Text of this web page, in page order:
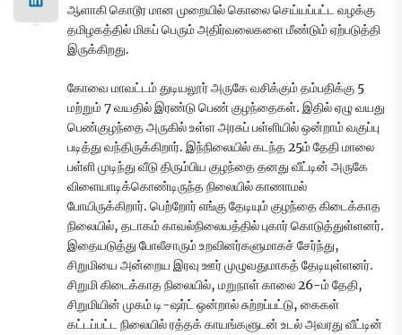
ஆளாகி கொடூர மான முறையில் கொலை செய்யப்பட்ட வழக்கு
தமிழகத்தில் மிகப் பெரும் அதிர்வலைகளை மீண்டும் ஏற்படுத்தி
இருக்கிறது.
கோவை மாவட்டம் துடியலூர் அருகே வசிக்கும் தம்பதிக்கு 5
மற்றும் 7 வயதில் இரண்டு பெண் குழந்தைகள். இதில் ஏழு வயது
பெண்குழந்தை அருகில் உள்ள அரசுப் பள்ளியில் ஒன்றாம் வகுப்பு
படித்து வந்திருக்கிறார். இந்நிலையில் கடந்த 25ம் தேதி மாலை
பள்ளி முடிந்து வீடு திரும்பிய குழந்தை தனது வீட்டின் அருகே
விளையாடிக்கொண்டிருந்த நிலையில் காணாமல்
போயிருக்கிறார். பெற்றோர் எங்கு தேடியும் குழந்தை கிடைக்காத
நிலையில், தடாகம் காவல்நிலையத்தில் புகார் கொடுத்துள்ளனர்.
இதையடுத்து போலீசாரும் உறவினர்களுமாகச் சேர்ந்து,
சிறுமியை அன்றைய இரவு ஊர் முழுவதுமாகத் தேடியுள்ளனர்.
சிறுமி கிடைக்காத நிலையில், மறுநாள் காலை 26-ம் தேதி,
சிறுமியின் முகம் டி-ஷர்ட் ஒன்றால் சுற்றப்பட்டு, கைகள்
கட்டப்பட்ட நிலையில் ரத்தக் காயங்களுடன் உடல் அவரது வீட்டின்